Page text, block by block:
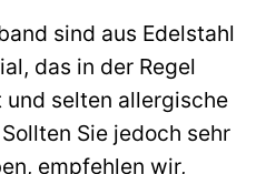
sind aus Edelstahl
das in der Regel
selten allergische
Sie jedoch sehr
empfehlen wir,